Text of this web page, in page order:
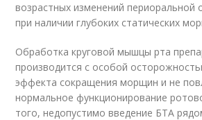
возрастных изменений периоральной
при наличии глубоких статических
Обработка круговой мышцы рта
производится с особой
эффекта сокращения морщин и не
нормальное функционирование
того, недопустимо введение БТА